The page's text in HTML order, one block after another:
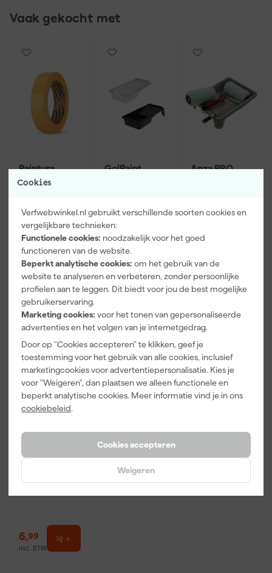
Cookies
Verfwebwinkel.nl gebruikt verschillende soorten cookies en
vergelijkbare technieken:
Functionele cookies: noodzakelijk voor het goed
functioneren van de website.
Beperkt analytische cookies: om het gebruik van de
website te analyseren en verbeteren, zonder persoonlijke
profielen aan te leggen. Dit biedt voor jou de best mogelijke
gebruikerservaring.
Marketing cookies: voor het tonen van gepersonaliseerde
advertenties en het volgen van je internetgedrag.
Door op "Cookies accepteren" te klikken, geef je
toestemming voor het gebruik van alle cookies, inclusief
marketingcookies voor advertentiepersonalisatie. Kies je
voor "Weigeren", dan plaatsen we alleen functionele en
beperkt analytische cookies. Meer informatie vind je in ons
cookiebeleid.
Cookies accepteren
Weigeren
Vaak gekocht met
Paintura
Lucamax
3,99
incl. BTW
Go!Paint
15 x 32 cm + 5
inzetbakken
2,99
incl. BTW
Anza PRO
19,95
incl. BTW
Rilly Multi
Verfreiniger –
bezorgd
6,99
incl. BTW